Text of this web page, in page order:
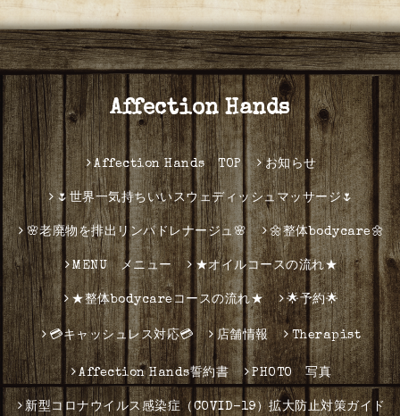
Affection Hands
Affection Hands TOP お知らせ
🌷世界一気持ちいいスウェディッシュマッサージ🌷
🌸老廃物を排出リンパドレナージュ🌸 🌼整体bodycare🌼
MENU メニュー ★オイルコースの流れ★
★整体bodycareコースの流れ★ 🌟予約🌟
💳キャッシュレス対応💳 店舗情報 Therapist
Affection Hands誓約書 PHOTO 写真
新型コロナウイルス感染症（COVID-19）拡大防止対策ガイド